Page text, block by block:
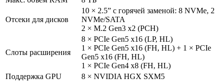
Отсеки для дисков
10 × 2.5” с горячей заменой: 8 NVMe, 2
NVMe/SATA
2 × M.2 Gen3 x2 (PCH)
Слоты расширения
8 × PCIe Gen5 x16 (LP, HL)
1 × PCIe Gen5 x16 (FH, HL) + 1 × PCIe
Gen5 x16 (FH, HL)
1 × PCIe Gen4 x8 (FH, HL)
Поддержка GPU
8 × NVIDIA HGX SXM5